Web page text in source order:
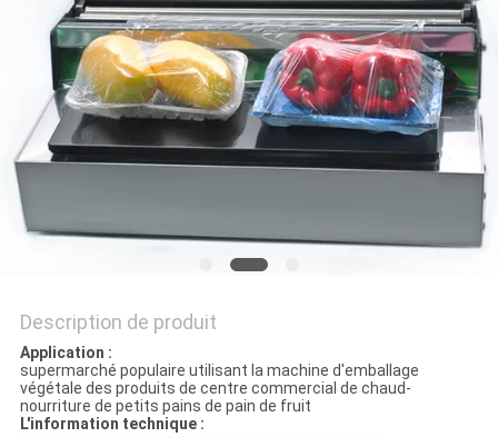
PLAN
SITE
PRIVACY
POLICY
Description de produit
Application :
supermarché populaire utilisant la machine d'emballage
végétale des produits de centre commercial de chaud-
nourriture de petits pains de pain de fruit
L'information technique :